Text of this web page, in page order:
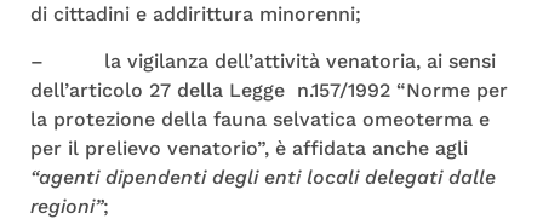
di cittadini e addirittura minorenni;
– la vigilanza dell’attività venatoria, ai sensi
dell’articolo 27 della Legge n.157/1992 “Norme per
la protezione della fauna selvatica omeoterma e
per il prelievo venatorio”, è affidata anche agli
“agenti dipendenti degli enti locali delegati dalle
regioni”;